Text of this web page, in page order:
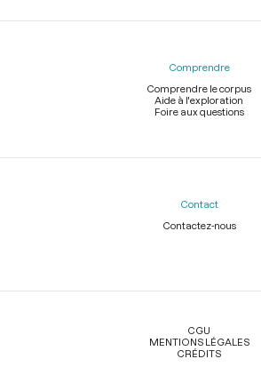
Comprendre
Comprendre le corpus
Aide à l'exploration
Foire aux questions
Contact
Contactez-nous
Légal
CGU
MENTIONS LÉGALES
CRÉDITS